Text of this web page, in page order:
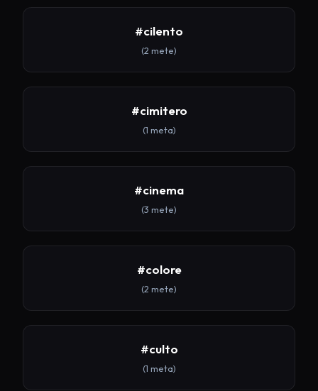
#cilento
(2 mete)
#cimitero
(1 meta)
#cinema
(3 mete)
#colore
(2 mete)
#culto
(1 meta)